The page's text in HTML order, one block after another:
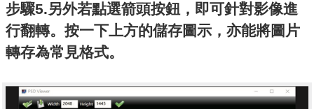
步驟5.另外若點選箭頭按鈕，即可針對影像進
行翻轉。按一下上方的儲存圖示，亦能將圖片
轉存為常見格式。